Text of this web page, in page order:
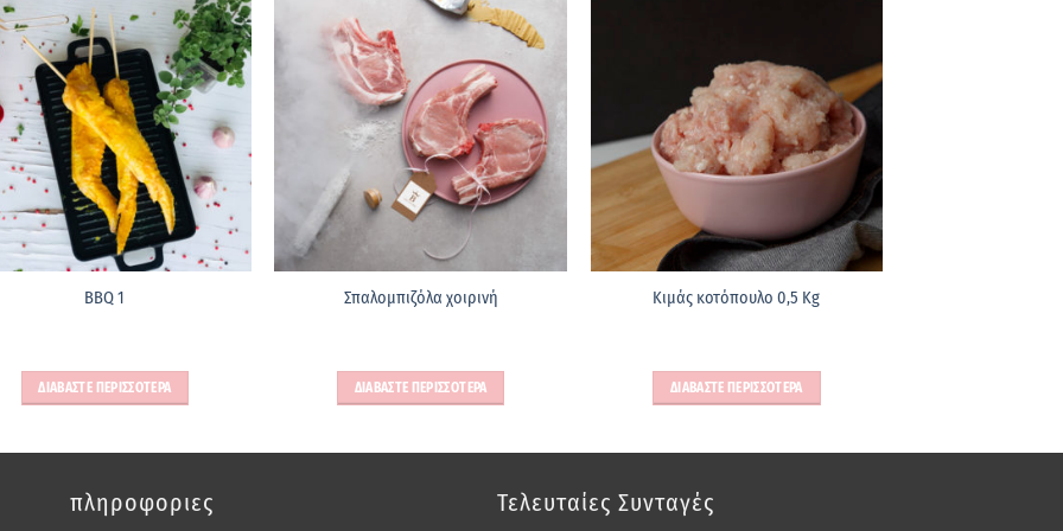
ΒBQ 1
ΔΙΑΒΑΣΤΕ ΠΕΡΙΣΣΟΤΕΡΑ
Σπαλομπιζόλα χοιρινή
ΔΙΑΒΑΣΤΕ ΠΕΡΙΣΣΟΤΕΡΑ
Κιμάς κοτόπουλο 0,5 Kg
ΔΙΑΒΑΣΤΕ ΠΕΡΙΣΣΟΤΕΡΑ
πληροφοριες Τελευταίες Συνταγές